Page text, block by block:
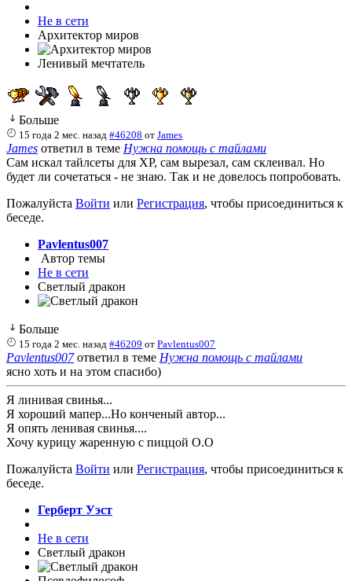
Не в сети
Архитектор миров
Ленивый мечтатель
Больше
15 года 2 мес. назад #46208 отJames
James ответил в теме Нужна помощь с тайлами
Сам искал тайлсеты для XP, сам вырезал, сам склеивал. Но
будет ли сочетаться - не знаю. Так и не довелось попробовать.
Пожалуйста Войти или Регистрация, чтобы присоединиться к
беседе.
Pavlentus007
Автор темы
Не в сети
Светлый дракон
Больше
15 года 2 мес. назад #46209 отPavlentus007
Pavlentus007ответил в теме Нужна помощь с тайлами
ясно хоть и на этом спасибо)
Я линивая свинья...
Я хороший мапер...Но конченый автор...
Я опять ленивая свинья....
Хочу курицу жаренную с пиццой О.О
Пожалуйста Войти или Регистрация, чтобы присоединиться к
беседе.
Герберт Уэст
Не в сети
Светлый дракон